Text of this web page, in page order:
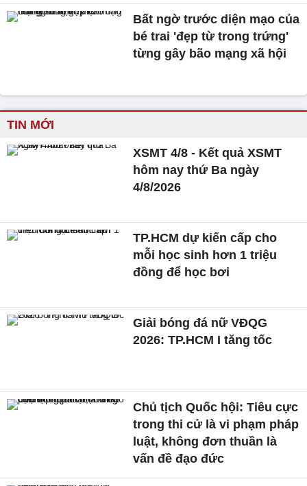
Bất ngờ trước diện mạo của
bé trai 'đẹp từ trong trứng'
từng gây bão mạng xã hội
TIN MỚI
XSMT 4/8 - Kết quả XSMT
hôm nay thứ Ba ngày
4/8/2026
TP.HCM dự kiến cấp cho
mỗi học sinh hơn 1 triệu
đồng để học bơi
Giải bóng đá nữ VĐQG
2026: TP.HCM I tăng tốc
Chủ tịch Quốc hội: Tiêu cực
trong thi cử là vi phạm pháp
luật, không đơn thuần là
vấn đề đạo đức